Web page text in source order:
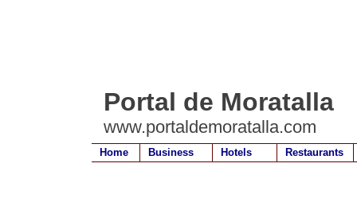
Portal de Moratalla
www.portaldemoratalla.com
Home Business Hotels Restaurants